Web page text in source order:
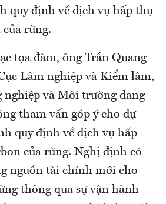
quy định về dịch vụ hấp thụ
rừng.
tọa đàm, ông Trần Quang
Lâm nghiệp và Kiểm lâm,
nghiệp và Môi trường đang
tham vấn góp ý cho dự
quy định về dịch vụ hấp
của rừng. Nghị định có
nguồn tài chính mới cho
thông qua sự vận hành